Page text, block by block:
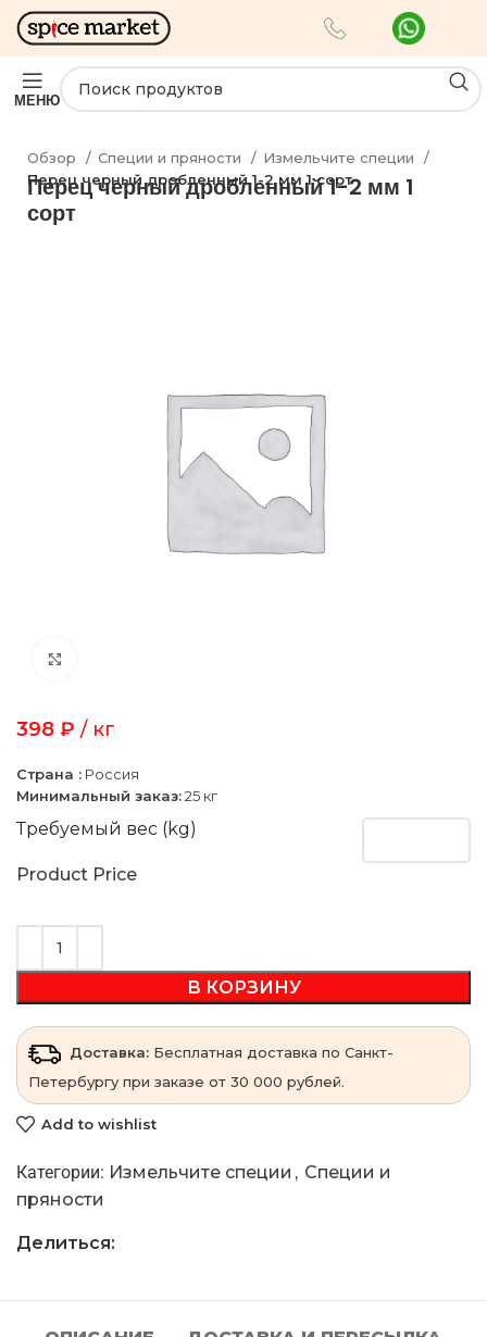
МЕНЮ
Обзор Специи и пряности
Измельчите специи
Перец черный дробленный 1-2 мм 1 сорт
Перец черный дробленный 1-2 мм 1
сорт
398 ₽ / кг
Страна : Россия
Минимальный заказ:25 кг
Требуемый вес (kg)
Product Price
В КОРЗИНУ
Доставка: Бесплатная доставка по Санкт-
Петербургу при заказе от 30 000 рублей.
Add to wishlist
Категории: Измельчите специи , Специи и
пряности
Делиться: